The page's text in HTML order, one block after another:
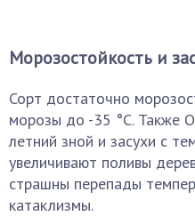
Морозостойкость и
Сорт достаточно
морозы до -35 °C. Также
летний зной и засухи с
увеличивают поливы
страшны перепады
катаклизмы.